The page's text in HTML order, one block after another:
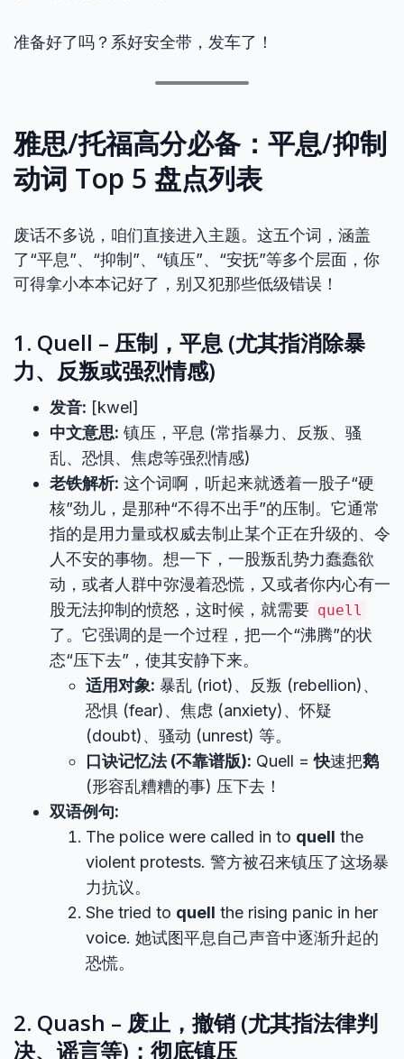
准备好了吗？系好安全带，发车了！
雅思/托福高分必备：平息/抑制
动词 Top 5 盘点列表
废话不多说，咱们直接进入主题。这五个词，涵盖
了“平息”、“抑制”、“镇压”、“安抚”等多个层面，你
可得拿小本本记好了，别又犯那些低级错误！
1. Quell – 压制，平息 (尤其指消除暴
力、反叛或强烈情感)
发音: [kwel]
中文意思: 镇压，平息 (常指暴力、反叛、骚
乱、恐惧、焦虑等强烈情感)
老铁解析: 这个词啊，听起来就透着一股子“硬
核”劲儿，是那种“不得不出手”的压制。它通常
指的是用力量或权威去制止某个正在升级的、令
人不安的事物。想一下，一股叛乱势力蠢蠢欲
动，或者人群中弥漫着恐慌，又或者你内心有一
股无法抑制的愤怒，这时候，就需要 quell
了。它强调的是一个过程，把一个“沸腾”的状
态“压下去”，使其安静下来。
适用对象: 暴乱 (riot)、反叛 (rebellion)、
恐惧 (fear)、焦虑 (anxiety)、怀疑
(doubt)、骚动 (unrest) 等。
口诀记忆法 (不靠谱版): Quell =快速把鹅
(形容乱糟糟的事) 压下去！
双语例句:
The police were called in to quell the
violent protests. 警方被召来镇压了这场暴
力抗议。
She tried to quell the rising panic in her
voice. 她试图平息自己声音中逐渐升起的
恐慌。
2. Quash – 废止，撤销 (尤其指法律判
决、谣言等)；彻底镇压